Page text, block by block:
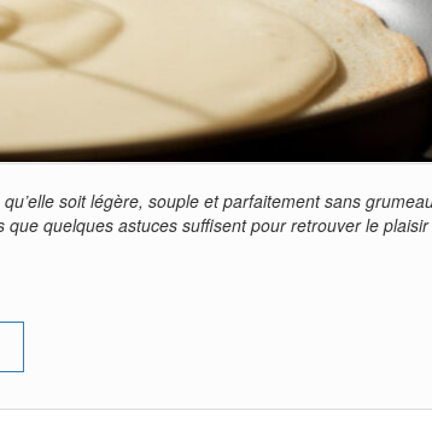
soit légère, souple et parfaitement sans
quelques astuces suffisent pour retrouver le plaisir